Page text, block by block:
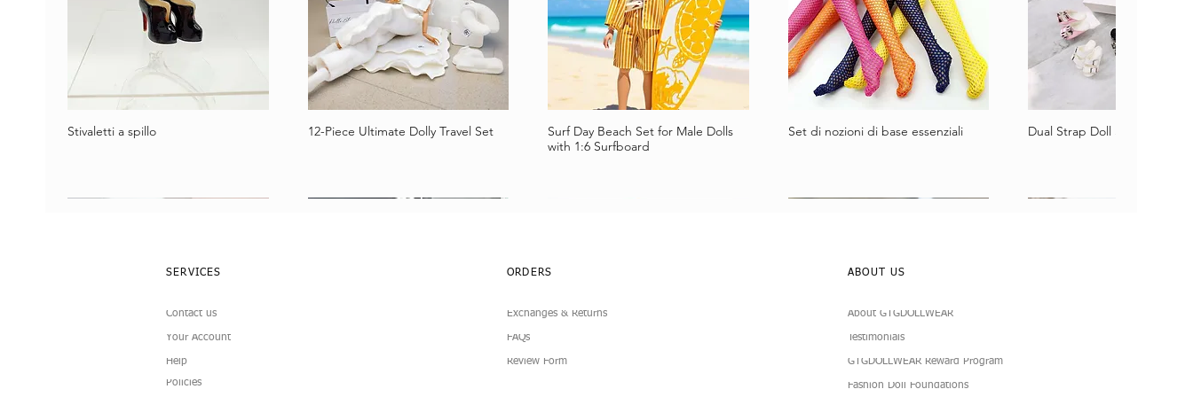
Vista rapida
Stivaletti a spillo Vista rapida
12-Piece Ultimate Dolly Travel Set Vista rapida
Surf Day Beach Set for Male Dolls
with 1:6 Surfboard
Vista rapida
Set di nozioni di base essenziali Vista rapida
Dual Strap Doll Sandals
SERVICES
Contact us
Your Account
Help
Policies
ORDERS
Exchanges & Returns
FAQs
Review Form
ABOUT US
About GTGDOLLWEAR
Testimonials
GTGDOLLWEAR Reward Program
Fashion Doll Foundations